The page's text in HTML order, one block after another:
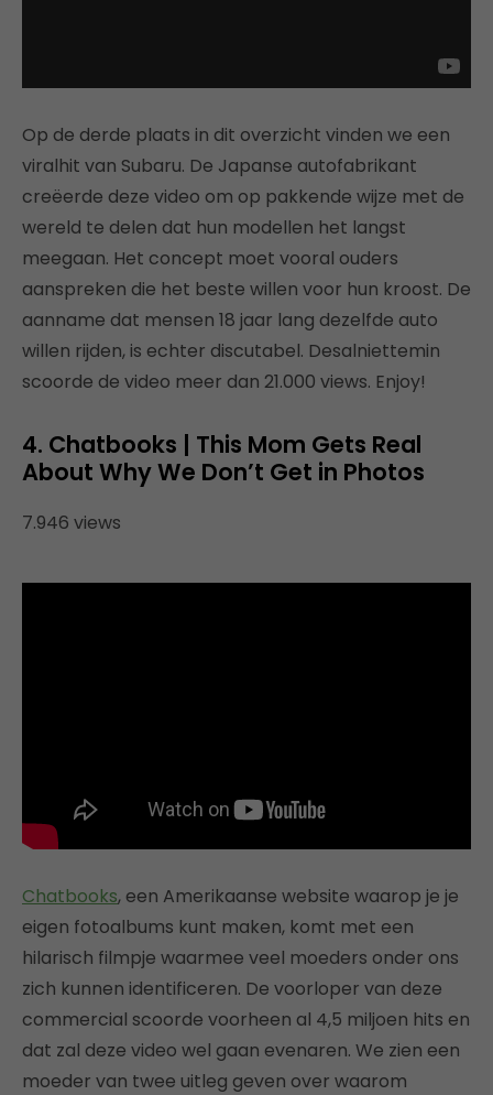
Op de derde plaats in dit overzicht vinden we een
viralhit van Subaru. De Japanse autofabrikant
creëerde deze video om op pakkende wijze met de
wereld te delen dat hun modellen het langst
meegaan. Het concept moet vooral ouders
aanspreken die het beste willen voor hun kroost. De
aanname dat mensen 18 jaar lang dezelfde auto
willen rijden, is echter discutabel. Desalniettemin
scoorde de video meer dan 21.000 views. Enjoy!
4. Chatbooks | This Mom Gets Real
About Why We Don’t Get in Photos
7.946 views
Chatbooks, een Amerikaanse website waarop je je
eigen fotoalbums kunt maken, komt met een
hilarisch filmpje waarmee veel moeders onder ons
zich kunnen identificeren. De voorloper van deze
commercial scoorde voorheen al 4,5 miljoen hits en
dat zal deze video wel gaan evenaren. We zien een
moeder van twee uitleg geven over waarom